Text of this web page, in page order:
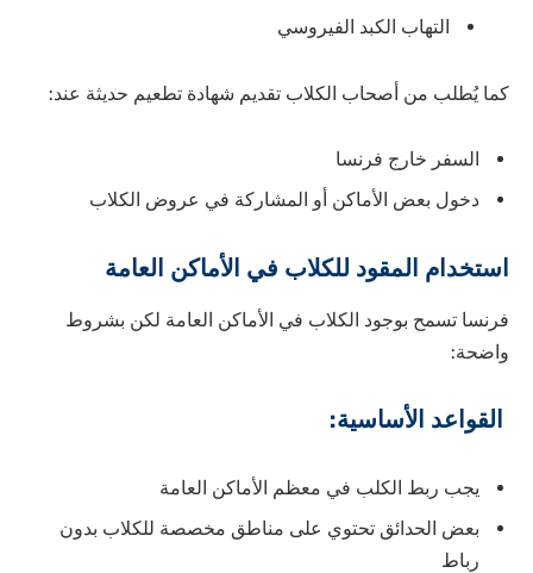
التهاب الكبد الفيروسي
كما يُطلب من أصحاب الكلاب تقديم شهادة تطعيم حديثة عند:
السفر خارج فرنسا
دخول بعض الأماكن أو المشاركة في عروض الكلاب
استخدام المقود للكلاب في الأماكن العامة
فرنسا تسمح بوجود الكلاب في الأماكن العامة لكن بشروط
واضحة:
القواعد الأساسية:
يجب ربط الكلب في معظم الأماكن العامة
بعض الحدائق تحتوي على مناطق مخصصة للكلاب بدون
رباط